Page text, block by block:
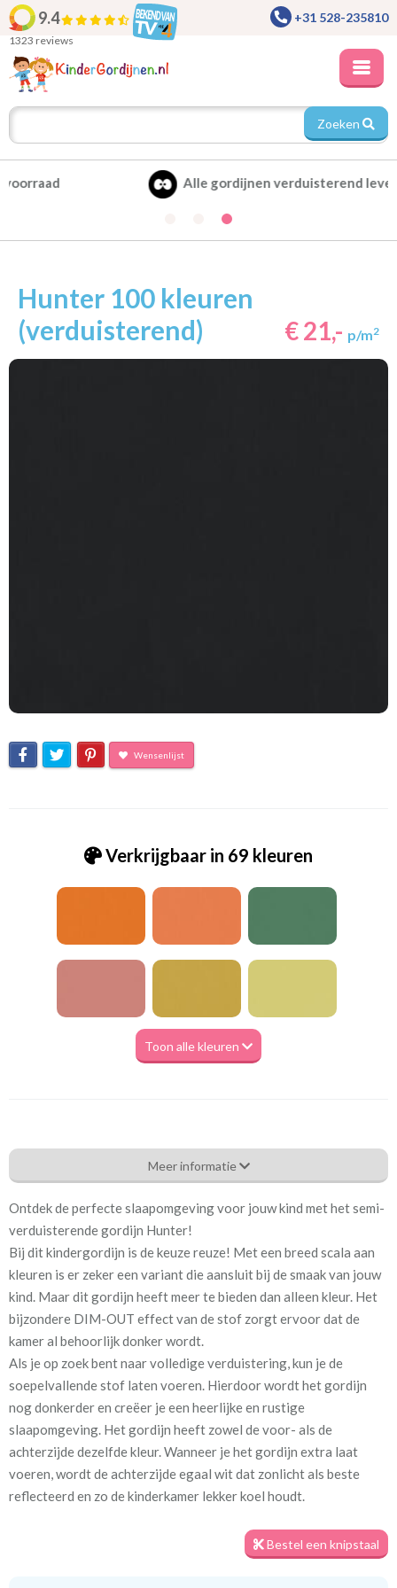
9.4
1323 reviews
+31 528-235810
Zoeken
Alle gordijnen verduisterend leverbaar
Hunter 100 kleuren
(verduisterend)
€ 21,- p/m2
Wensenlijst
Verkrijgbaar in 69 kleuren
Toon alle kleuren
Va_Hunter 1095 Black
Eigenschappen gordijnstof
Artikelnummer Va_Hunter 1095 Black
Stofbreedte: 140 cm
Meestal eerder, maar houd
rekening met
circa 2-3 weken
Materiaal: 100% polyester
Voor een optimale verduistering geven we je graag een tip. Meet
ontstaan. Daarnaast zorgt het plaatsen van een rail aan het
plafond en het gordijn tot aan de vloer voor de minste
Meer informatie
Ontdek de perfecte slaapomgeving voor jouw kind met het semi-
verduisterende gordijn Hunter!
Bij dit kindergordijn is de keuze reuze! Met een breed scala aan
kleuren is er zeker een variant die aansluit bij de smaak van jouw
kind. Maar dit gordijn heeft meer te bieden dan alleen kleur. Het
bijzondere DIM-OUT effect van de stof zorgt ervoor dat de
kamer al behoorlijk donker wordt.
Als je op zoek bent naar volledige verduistering, kun je de
soepelvallende stof laten voeren. Hierdoor wordt het gordijn
nog donkerder en creëer je een heerlijke en rustige
slaapomgeving. Het gordijn heeft zowel de voor- als de
achterzijde dezelfde kleur. Wanneer je het gordijn extra laat
voeren, wordt de achterzijde egaal wit dat zonlicht als beste
reflecteerd en zo de kinderkamer lekker koel houdt.
Bestel een knipstaal